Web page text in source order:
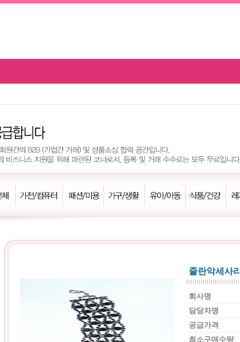
줄란악세사리
회사명
담당자명
공급가격
최소구매수량